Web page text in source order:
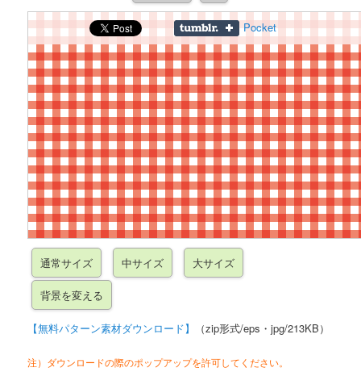
Pocket
【無料パターン素材ダウンロード】 （zip形式/eps・jpg/213KB）
注）ダウンロードの際のポップアップを許可してください。